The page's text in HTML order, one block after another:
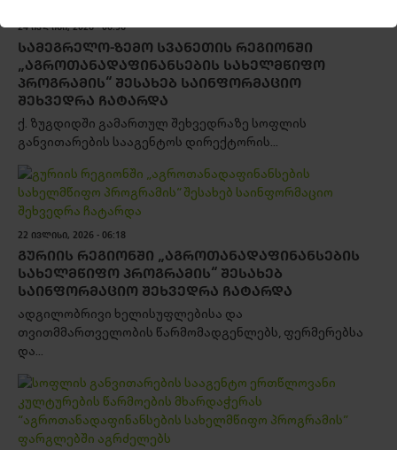
24 ᲘᲕᲚᲘᲡᲘ, 2026 - 06:56
ᲡᲐᲛᲔᲒᲠᲔᲚᲝ-ᲖᲔᲛᲝ ᲡᲕᲐᲜᲔᲗᲘᲡ ᲠᲔᲒᲘᲝᲜᲨᲘ
„ᲐᲒᲠᲝᲗᲐᲜᲐᲓᲐᲤᲘᲜᲐᲜᲡᲔᲑᲘᲡ ᲡᲐᲮᲔᲚᲛᲬᲘᲤᲝ
ᲞᲠᲝᲒᲠᲐᲛᲘᲡ“ ᲨᲔᲡᲐᲮᲔᲑ ᲡᲐᲘᲜᲤᲝᲠᲛᲐᲪᲘᲝ
ᲨᲔᲮᲕᲔᲓᲠᲐ ᲩᲐᲢᲐᲠᲓᲐ
ქ. ზუგდიდში გამართულ შეხვედრაზე სოფლის
განვითარების სააგენტოს დირექტორის...
22 ᲘᲕᲚᲘᲡᲘ, 2026 - 06:18
ᲒᲣᲠᲘᲘᲡ ᲠᲔᲒᲘᲝᲜᲨᲘ „ᲐᲒᲠᲝᲗᲐᲜᲐᲓᲐᲤᲘᲜᲐᲜᲡᲔᲑᲘᲡ
ᲡᲐᲮᲔᲚᲛᲬᲘᲤᲝ ᲞᲠᲝᲒᲠᲐᲛᲘᲡ“ ᲨᲔᲡᲐᲮᲔᲑ
ᲡᲐᲘᲜᲤᲝᲠᲛᲐᲪᲘᲝ ᲨᲔᲮᲕᲔᲓᲠᲐ ᲩᲐᲢᲐᲠᲓᲐ
ადგილობრივი ხელისუფლებისა და
თვითმმართველობის წარმომადგენლებს, ფერმერებსა
და...